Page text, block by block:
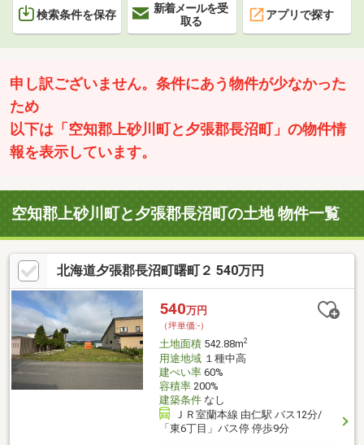
検索条件を保存
新着メールを受
取る
アプリで探す
申し訳ございません。条件にあう物件が少なかった
ため
以下は「空知郡上砂川町と夕張郡長沼町」の物件情
報を表示しています。
空知郡上砂川町と夕張郡長沼町の土地 物件一覧
北海道夕張郡長沼町曙町２ 540万円
540万円
（坪単価:-）
土地面積542.88m2
用途地域１種中高
建ぺい率60%
容積率200%
建築条件なし
ＪＲ室蘭本線 由仁駅 バス12分/
「東6丁目」バス停 停歩9分